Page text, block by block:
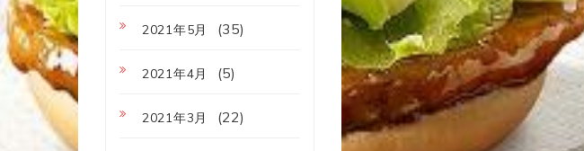
2021年5月 (35)
2021年4月 (5)
2021年3月 (22)